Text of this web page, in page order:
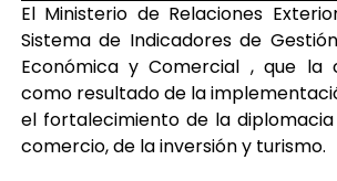
El Ministerio de Relaciones
Sistema de Indicadores de
Económica y Comercial , que la
como resultado de la
el fortalecimiento de la
comercio, de la inversión y turismo.